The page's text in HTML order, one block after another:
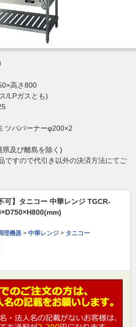
高さ800
/LPガスとも)
ツババーナーφ200×2
及び離島を除く)
ですので代引き以外の決済方法にてご
可】タニコー 中華レンジ TGCR-
理機器 > 中華レンジ > タニコー